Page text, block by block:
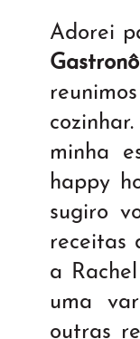
Adorei
minha
happy
sugiro
receitas
a
uma
outras